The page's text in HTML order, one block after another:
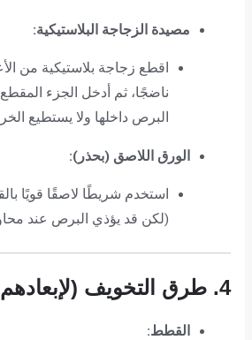
مصيدة الزجاجة البلاستيكية:
اقطع زجاجة بلاستيكية من
ناضجًا، ثم أدخل الجزء
البرص داخلها ولا يستطيع
الورق اللاصق (بحذر):
استخدم شريطًا لاصقًا قويًا
(لكن قد يؤذي البرص عند
4. طرق التخويف (لإبعادهم)
القطط: